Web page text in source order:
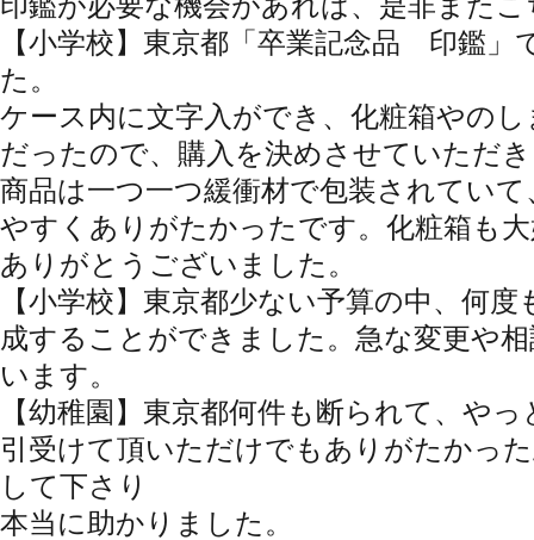
【小学校】東京都 「卒業記念品 印鑑」
た。
ケース内に文字入ができ、化粧箱やの
だったので、購入を決めさせていただ
商品は一つ一つ緩衝材で包装されてい
やすくありがたかったです。化粧箱も
ありがとうございました。
【小学校】東京都少ない予算の中、何度
成することができました。急な変更や
います。
【幼稚園】東京都何件も断られて、や
引受けて頂いただけでもありがたかっ
して下さり
本当に助かりました。